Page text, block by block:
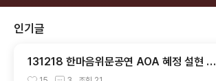
인기글
131218 한마음위문공연 AOA 혜정 설현 직
캠 by 스피넬